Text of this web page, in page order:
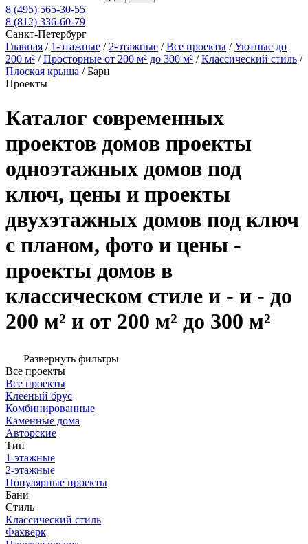
8 (495) 565-30-55
8 (812) 336-60-79
Санкт-Петербург
Главная / 1-этажные / 2-этажные /Все проекты /Уютные до
200 м² /Просторные от 200 м² до 300 м² /Классический стиль /
Плоская крыша /Барн
Проекты
Каталог современных
проектов домов проекты
одноэтажных домов под
ключ, цены и проекты
двухэтажных домов под ключ
с планом, фото и цены -
проекты домов в
классическом стиле и - и - до
200 м² и от 200 м² до 300 м²
Развернуть фильтры
Все проекты
Все проекты
Клееный брус
Комбинированные
Каменные дома
Авторские
Тип
1-этажные
2-этажные
Популярные проекты
Бани
Стиль
Классический стиль
Фахверк